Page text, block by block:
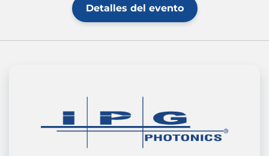
Detalles del evento